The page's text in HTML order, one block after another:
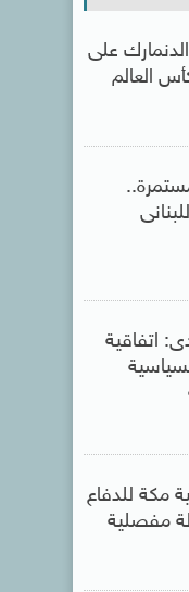
على
العالم
اتفاقية
مكة للدفاع
مفصلية